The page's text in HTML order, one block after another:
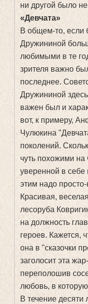
ни другой было
«Девчата»
В общем-то, если
Дружининой
любимыми в те
зрителя важно
последнее.
Дружининой
важен был и
вот, к примеру,
Чулюкина
поколений.
чуть похожими
уверенной в
этим надо
Красивая,
лесоруба
на должность
героев. Кажется,
она в "сказочки
заголосит эта
переполошив
любовь, в
В течение